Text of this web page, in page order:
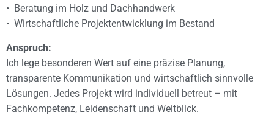
• Beratung im Holz und Dachhandwerk
• Wirtschaftliche Projektentwicklung im Bestand
Anspruch:
Ich lege besonderen Wert auf eine präzise Planung,
transparente Kommunikation und wirtschaftlich sinnvolle
Lösungen. Jedes Projekt wird individuell betreut – mit
Fachkompetenz, Leidenschaft und Weitblick.